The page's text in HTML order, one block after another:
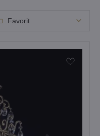
Favorit